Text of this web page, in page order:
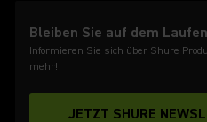
Bleiben Sie auf dem
Informieren Sie sich über Shure
mehr!
JETZT SHURE